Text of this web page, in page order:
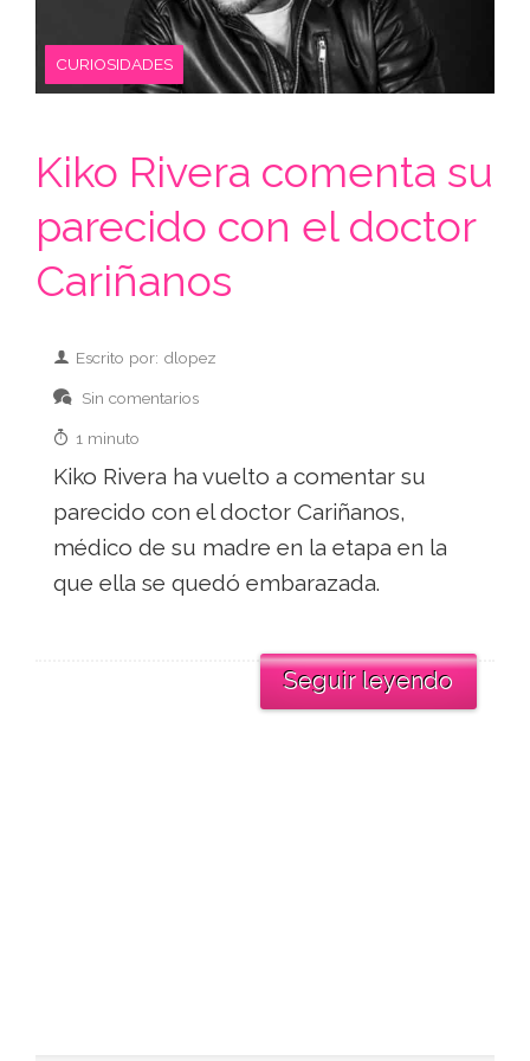
CURIOSIDADES
Kiko Rivera comenta su
parecido con el doctor
Cariñanos
Escrito por: dlopez
Sin comentarios
1 minuto
Kiko Rivera ha vuelto a comentar su
parecido con el doctor Cariñanos,
médico de su madre en la etapa en la
que ella se quedó embarazada.
Seguir leyendo